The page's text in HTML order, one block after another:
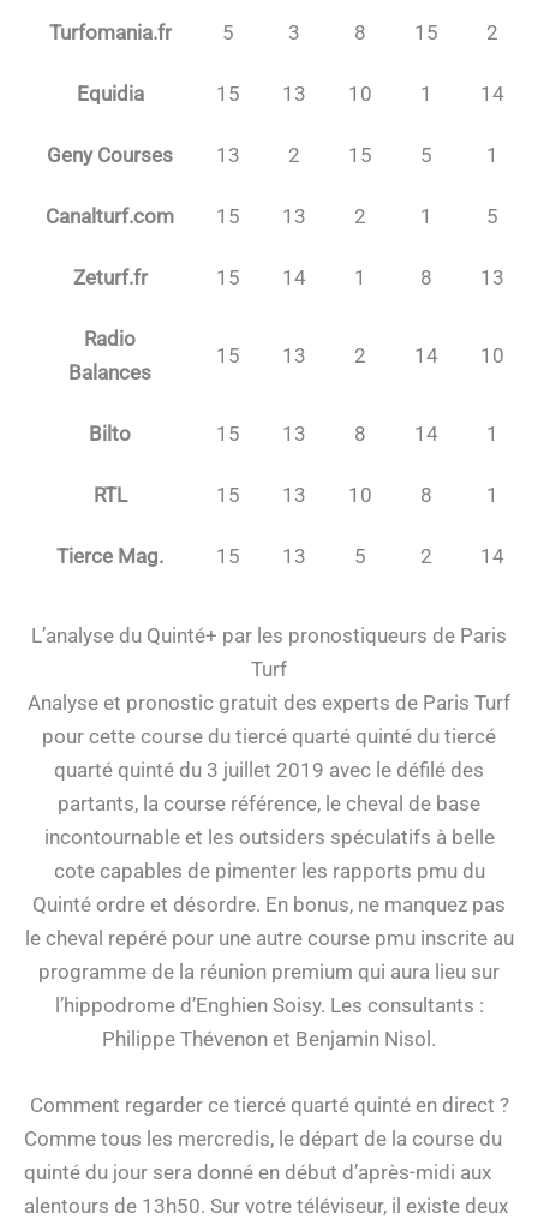
Turfomania.fr 5 3 8 15 2
Equidia 15 13 10 1 14
Geny Courses 13 2 15 5 1
Canalturf.com 15 13 2 1 5
Zeturf.fr 15 14 1 8 13
Radio
Balances
15 13 2 14 10
Bilto 15 13 8 14 1
RTL 15 13 10 8 1
Tierce Mag. 15 13 5 2 14
L’analyse du Quinté+ par les pronostiqueurs de Paris
Turf
Analyse et pronostic gratuit des experts de Paris Turf
pour cette course du tiercé quarté quinté du tiercé
quarté quinté du 3 juillet 2019 avec le défilé des
partants, la course référence, le cheval de base
incontournable et les outsiders spéculatifs à belle
cote capables de pimenter les rapports pmu du
Quinté ordre et désordre. En bonus, ne manquez pas
le cheval repéré pour une autre course pmu inscrite au
programme de la réunion premium qui aura lieu sur
l’hippodrome d’Enghien Soisy. Les consultants :
Philippe Thévenon et Benjamin Nisol.
Comment regarder ce tiercé quarté quinté en direct ?
Comme tous les mercredis, le départ de la course du
quinté du jour sera donné en début d’après-midi aux
alentours de 13h50. Sur votre téléviseur, il existe deux